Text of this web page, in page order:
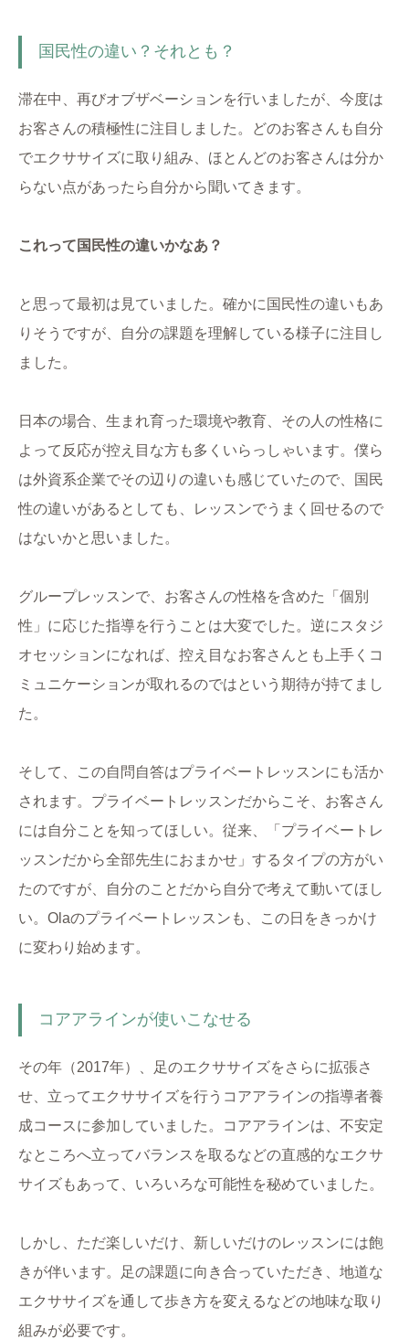
国民性の違い？それとも？
滞在中、再びオブザベーションを行いましたが、今度は
お客さんの積極性に注目しました。どのお客さんも自分
でエクササイズに取り組み、ほとんどのお客さんは分か
らない点があったら自分から聞いてきます。
これって国民性の違いかなあ？
と思って最初は見ていました。確かに国民性の違いもあ
りそうですが、自分の課題を理解している様子に注目し
ました。
日本の場合、生まれ育った環境や教育、その人の性格に
よって反応が控え目な方も多くいらっしゃいます。僕ら
は外資系企業でその辺りの違いも感じていたので、国民
性の違いがあるとしても、レッスンでうまく回せるので
はないかと思いました。
グループレッスンで、お客さんの性格を含めた「個別
性」に応じた指導を行うことは大変でした。逆にスタジ
オセッションになれば、控え目なお客さんとも上手くコ
ミュニケーションが取れるのではという期待が持てまし
た。
そして、この自問自答はプライベートレッスンにも活か
されます。プライベートレッスンだからこそ、お客さん
には自分ことを知ってほしい。従来、「プライベートレ
ッスンだから全部先生におまかせ」するタイプの方がい
たのですが、自分のことだから自分で考えて動いてほし
い。Olaのプライベートレッスンも、この日をきっかけ
に変わり始めます。
コアアラインが使いこなせる
その年（2017年）、足のエクササイズをさらに拡張さ
せ、立ってエクササイズを行うコアアラインの指導者養
成コースに参加していました。コアアラインは、不安定
なところへ立ってバランスを取るなどの直感的なエクサ
サイズもあって、いろいろな可能性を秘めていました。
しかし、ただ楽しいだけ、新しいだけのレッスンには飽
きが伴います。足の課題に向き合っていただき、地道な
エクササイズを通して歩き方を変えるなどの地味な取り
組みが必要です。